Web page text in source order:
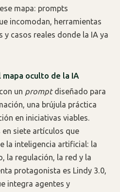
mapa: prompts
incomodan, herramientas
y casos reales donde la IA ya
oculto de la IA
un promptdiseñado para
una brújula práctica
en iniciativas viables.
en siete artículos que
la inteligencia artificial: la
la regulación, la red y la
protagonista es Lindy 3.0,
integra agentes y